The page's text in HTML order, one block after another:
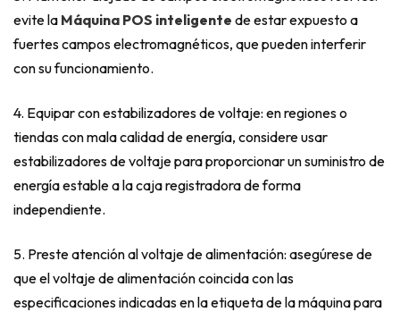
evite la Máquina POS inteligente de estar expuesto a
fuertes campos electromagnéticos, que pueden interferir
con su funcionamiento.
4. Equipar con estabilizadores de voltaje: en regiones o
tiendas con mala calidad de energía, considere usar
estabilizadores de voltaje para proporcionar un suministro de
energía estable a la caja registradora de forma
independiente.
5. Preste atención al voltaje de alimentación: asegúrese de
que el voltaje de alimentación coincida con las
especificaciones indicadas en la etiqueta de la máquina para